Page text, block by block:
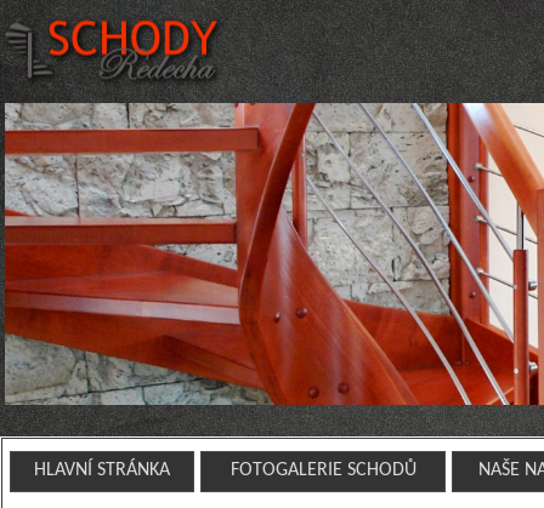
HLAVNÍ STRÁNKA FOTOGALERIE SCHODŮ NAŠE